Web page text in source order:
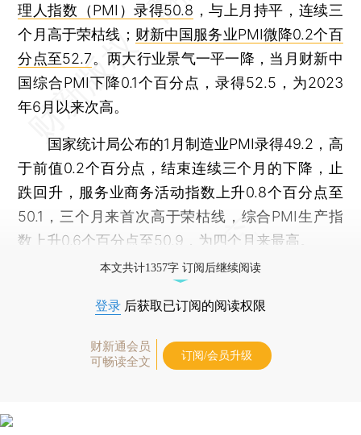
理人指数（PMI）录得50.8 ，与上月持平，连续三
个月高于荣枯线； 财新中国服务业PMI微降0.2个百
分点至52.7。两大行业景气一平一降，当月财新中
国综合PMI下降0.1个百分点，录得52.5，为2023
年6月以来次高。
国家统计局公布的1月制造业PMI录得49.2，高
于前值0.2个百分点，结束连续三个月的下降，止
跌回升，服务业商务活动指数上升0.8个百分点至
50.1，三个月来首次高于荣枯线，综合PMI生产指
数上升0.6个百分点至50.9，为四个月来最高。
本文共计1357字 订阅后继续阅读
登录 后获取已订阅的阅读权限
财新通会员
可畅读全文
订阅/会员升级